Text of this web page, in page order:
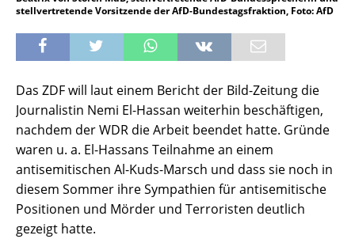
stellvertretende Vorsitzende der AfD-Bundestagsfraktion, Foto: AfD
Das ZDF will laut einem Bericht der Bild-Zeitung die
Journalistin Nemi El-Hassan weiterhin beschäftigen,
nachdem der WDR die Arbeit beendet hatte. Gründe
waren u. a. El-Hassans Teilnahme an einem
antisemitischen Al-Kuds-Marsch und dass sie noch in
diesem Sommer ihre Sympathien für antisemitische
Positionen und Mörder und Terroristen deutlich
gezeigt hatte.